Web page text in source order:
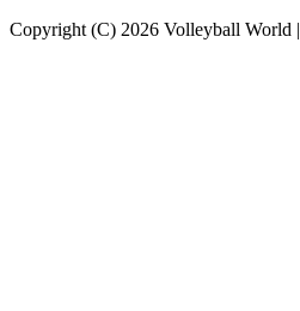
Copyright (C) 2026 Volleyball World